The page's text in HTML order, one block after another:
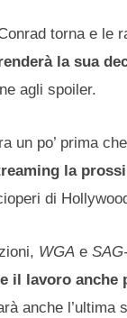
torna e le
la sua
agli spoiler.
un po’ prima
la
di
WGA e
il lavoro
anche